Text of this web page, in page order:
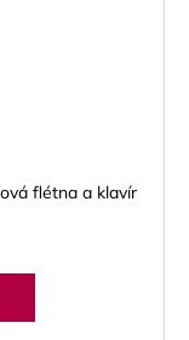
flétna a klavír